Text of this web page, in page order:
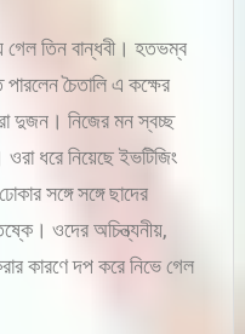
গেল তিন বান্ধবী। হতভম্ব
চৈতালি এ কক্ষের
দুজন। নিজের মন স্বচ্ছ
ধরে নিয়েছে ইভটিজিং
সঙ্গে সঙ্গে ছাদের
ওদের অচিন্ত্যনীয়,
কারণে দপ করে নিভে গেল